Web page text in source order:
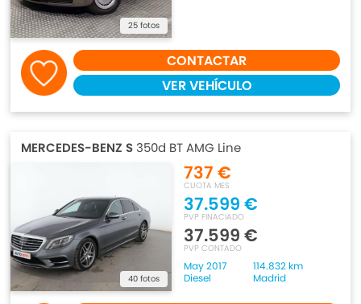
25 fotos
CONTACTAR
VER VEHÍCULO
MERCEDES-BENZ S 350d BT AMG Line
40 fotos
737 €
CUOTA MES
37.599 €
PVP FINACIADO
37.599 €
PVP CONTADO
May 2017
114.832 km
Diesel
Madrid